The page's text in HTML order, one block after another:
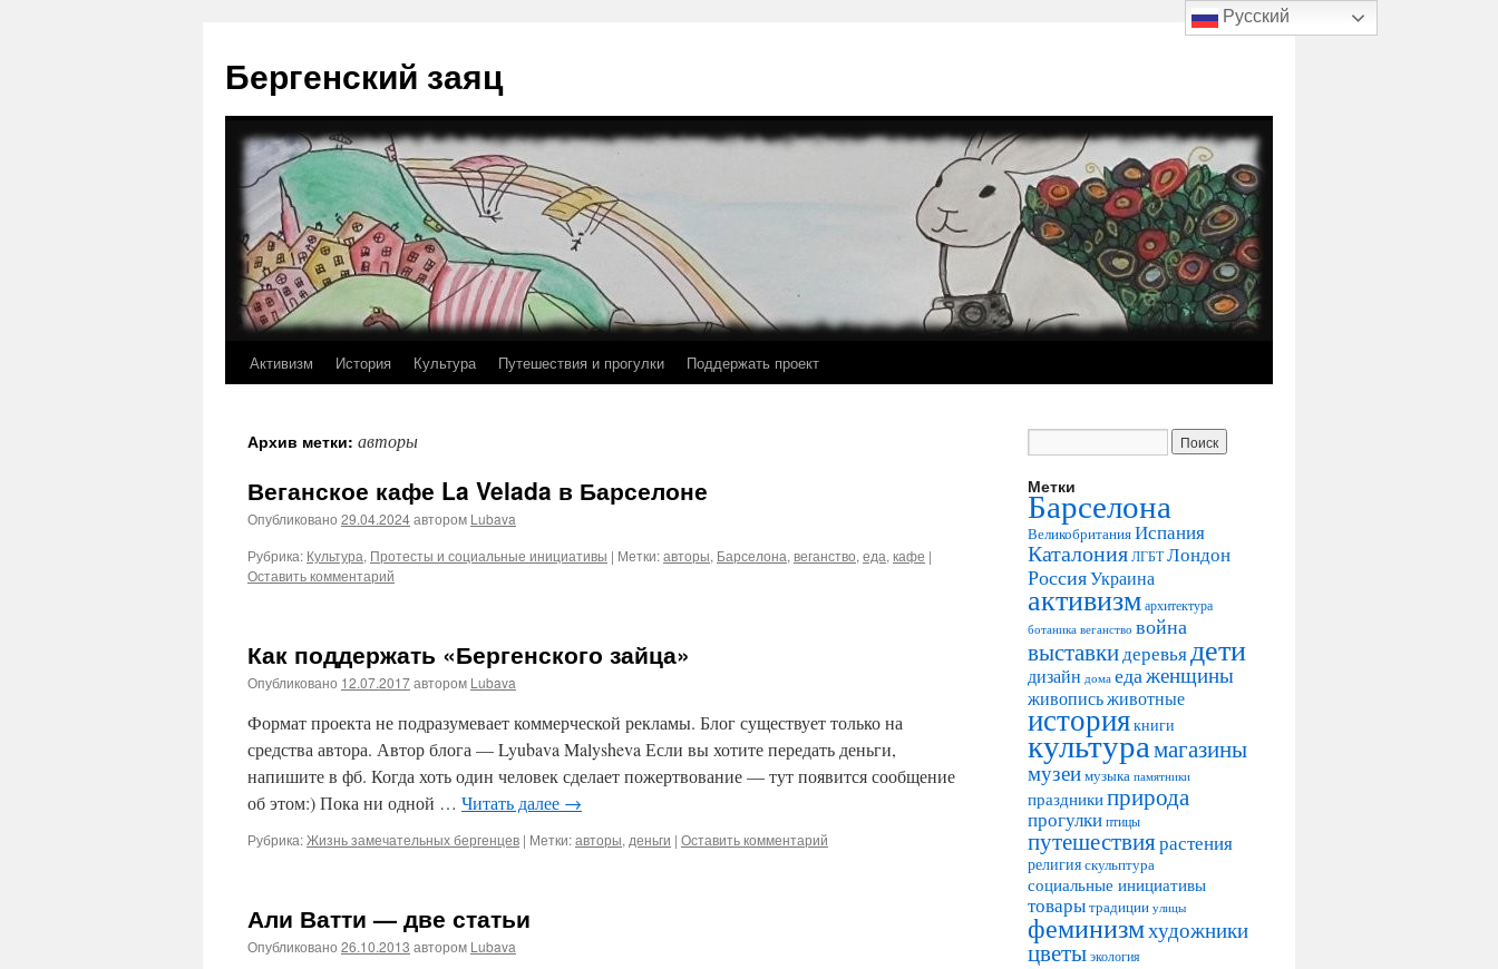
содержимому
Бергенский заяц
Активизм История Культура Путешествия и прогулки Поддержать проект
Архив метки: авторы
Веганское кафе La Velada в Барселоне
Опубликовано 29.04.2024автором Lubava
Рубрика: Культура, Протесты и социальные инициативы | Метки:авторы, Барселона, веганство, еда, кафе |
Оставить комментарий
Как поддержать «Бергенского зайца»
Опубликовано 12.07.2017автором Lubava
Формат проекта не подразумевает коммерческой рекламы. Блог существует только на
средства автора. Автор блога — Lyubava Malysheva Если вы хотите передать деньги,
напишите в фб. Когда хоть один человек сделает пожертвование — тут появится сообщение
об этом:) Пока ни одной … Читать далее →
Рубрика:Жизнь замечательных бергенцев | Метки:авторы, деньги | Оставить комментарий
Али Ватти — две статьи
Опубликовано 26.10.2013 автором Lubava
Метки
Барселона
ВеликобританияИспания
Каталония ЛГБТ Лондон
РоссияУкраина
активизм архитектура
ботаника веганство война
выставкидеревьядети
дизайн дома едаженщины
живописьживотные
историякниги
культурамагазины
музеимузыка памятники
праздникиприрода
прогулкиптицы
путешествиярастения
религияскульптура
социальные инициативы
товарытрадиции улицы
феминизмхудожники
цветы экология
Русский